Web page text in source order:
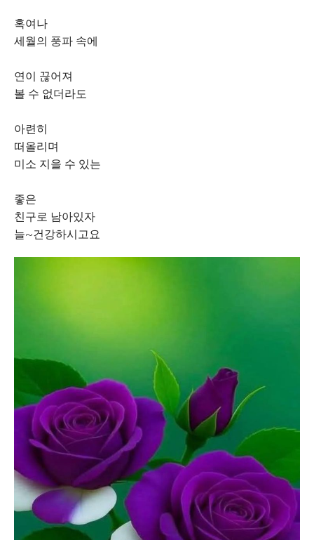
혹여나
세월의 풍파 속에
연이 끊어져
볼 수 없더라도
아련히
떠올리며
미소 지을 수 있는
좋은
친구로 남아있자
늘~건강하시고요